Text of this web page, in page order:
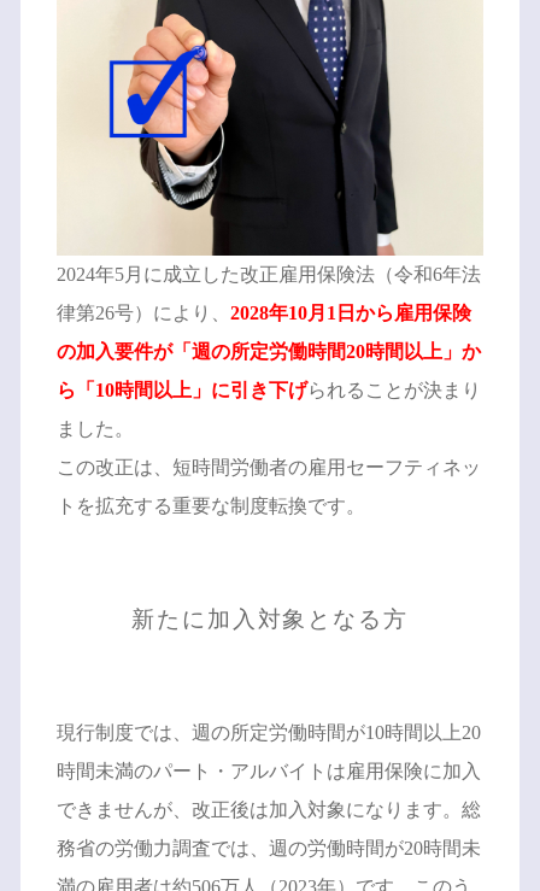
2024年5月に成立した改正雇用保険法（令和6年法
律第26号）により、 2028年10月1日から雇用保険
の加入要件が「週の所定労働時間20時間以上」か
ら「10時間以上」に引き下げられることが決まり
ました。
この改正は、短時間労働者の雇用セーフティネッ
トを拡充する重要な制度転換です。
新たに加入対象となる方
現行制度では、週の所定労働時間が10時間以上20
時間未満のパート・アルバイトは雇用保険に加入
できませんが、改正後は加入対象になります。総
務省の労働力調査では、週の労働時間が20時間未
満の雇用者は約506万人（2023年）です。このう